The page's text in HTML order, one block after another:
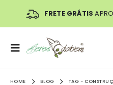
FRETE GRÁTIS
HOME BLOG TAG -